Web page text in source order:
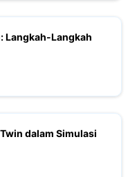
Langkah-Langkah
dalam Simulasi